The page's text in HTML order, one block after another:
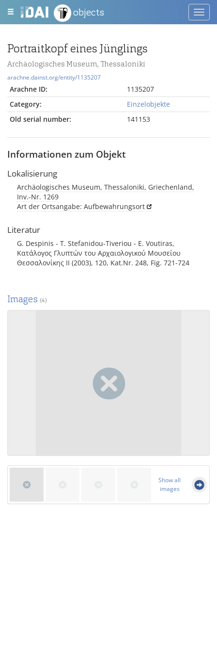
objects
Portraitkopf eines Jünglings
Archäologisches Museum, Thessaloniki
arachne.dainst.org/entity/1135207
Arachne ID:
1135207
Category:
Einzelobjekte
Old serial number:
141153
Informationen zum Objekt
Lokalisierung
Archäologisches Museum, Thessaloniki, Griechenland,
Inv.-Nr. 1269
Art der Ortsangabe: Aufbewahrungsort
Literatur
G. Despinis - T. Stefanidou-Tiveriou - E. Voutiras,
Κατάλογος Γλυπτών του Αρχαιολογικού Μουσείου
Θεσσαλονίκης II (2003), 120, Kat.Nr. 248, Fig. 721-724
Images (4)
Show all
images